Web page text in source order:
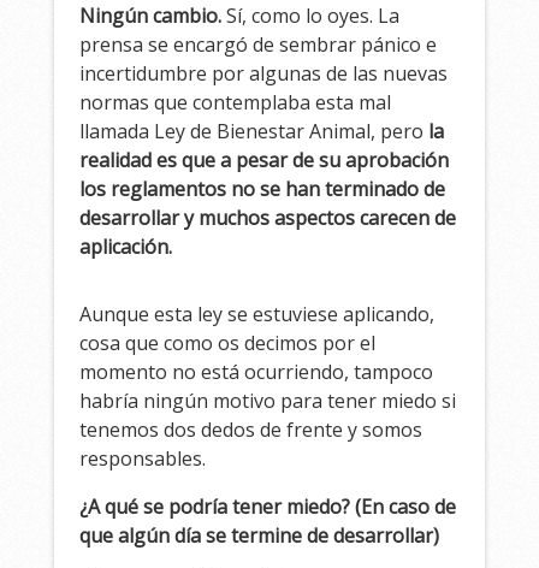
Ningún cambio.Sí, como lo oyes. La
prensa se encargó de sembrar pánico e
incertidumbre por algunas de las nuevas
normas que contemplaba esta mal
llamada Ley de Bienestar Animal, pero la
realidad es que a pesar de su aprobación
los reglamentos no se han terminado de
desarrollar y muchos aspectos carecen de
aplicación.
Aunque esta ley se estuviese aplicando,
cosa que como os decimos por el
momento no está ocurriendo, tampoco
habría ningún motivo para tener miedo si
tenemos dos dedos de frente y somos
responsables.
¿A qué se podría tener miedo? (En caso de
que algún día se termine de desarrollar)